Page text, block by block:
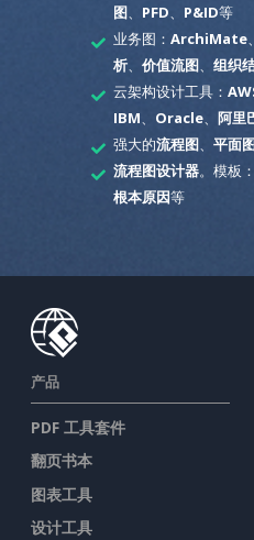
图、 PFD P&ID等
业务图： ArchiMate、
析、 价值流图、 组织
云架构设计工具：
IBM
Oracle、 阿里
强大的流程图、 平面
流程图设计器。模板：
根本原因等
产品
PDF 工具套件
翻页书本
图表工具
设计工具